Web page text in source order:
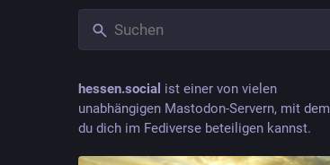
hessen.social ist einer von vielen
unabhängigen Mastodon-Servern, mit dem
du dich im Fediverse beteiligen kannst.